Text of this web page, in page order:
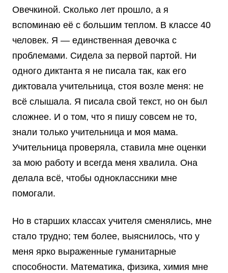
Овечкиной. Сколько лет прошло, а я
вспоминаю её с большим теплом. В классе 40
человек. Я — единственная девочка с
проблемами. Сидела за первой партой. Ни
одного диктанта я не писала так, как его
диктовала учительница, стоя возле меня: не
всё слышала. Я писала свой текст, но он был
сложнее. И о том, что я пишу совсем не то,
знали только учительница и моя мама.
Учительница проверяла, ставила мне оценки
за мою работу и всегда меня хвалила. Она
делала всё, чтобы одноклассники мне
помогали.
Но в старших классах учителя сменялись, мне
стало трудно; тем более, выяснилось, что у
меня ярко выраженные гуманитарные
способности. Математика, физика, химия мне